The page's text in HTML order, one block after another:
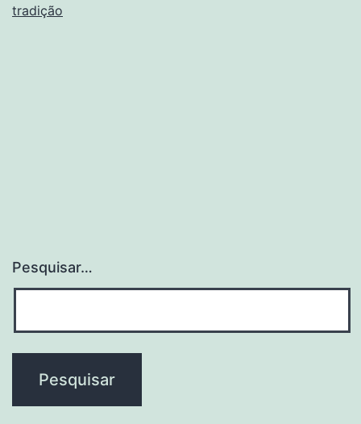
tradição
Pesquisar…